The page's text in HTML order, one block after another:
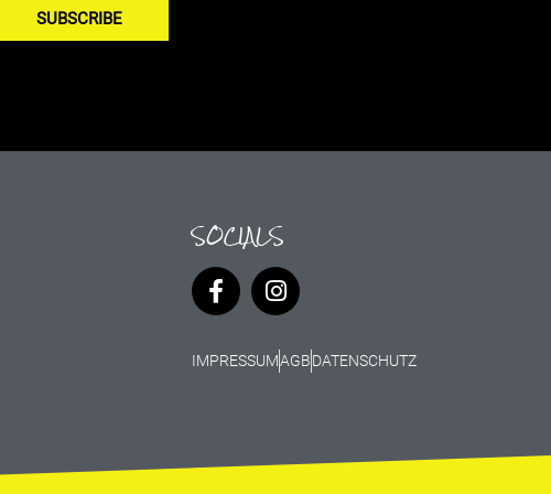
SUBSCRIBE
SOCIALS
IMPRESSUMAGBDATENSCHUTZ